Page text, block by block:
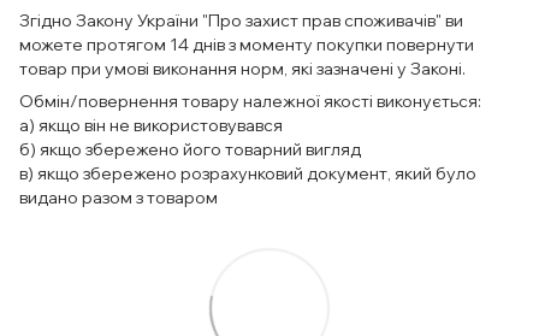
Згідно Закону України "Про захист прав споживачів" ви
можете протягом 14 днів з моменту покупки повернути
товар при умові виконання норм, які зазначені у Законі.
Обмін/повернення товару належної якості виконується:
а) якщо він не використовувався
б) якщо збережено його товарний вигляд
в) якщо збережено розрахунковий документ, який було
видано разом з товаром